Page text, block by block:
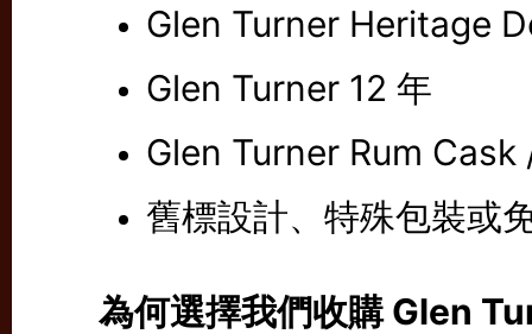
Glen Turner Heritage
Glen Turner 12 年
Glen Turner Rum
舊標設計、特殊包裝或
為何選擇我們收購 Glen